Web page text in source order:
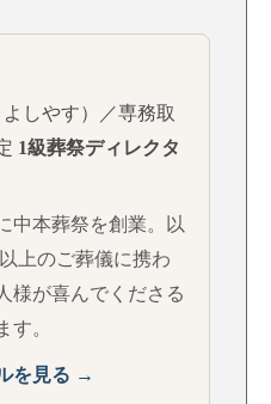
よしやす）／専務取
1級葬祭ディレクタ
中本葬祭を創業。以
上のご葬儀に携わ
様が喜んでくださる
す。
を見る →